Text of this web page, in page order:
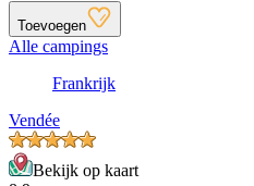
Toevoegen
Alle campings
Frankrijk
Vendée
Bekijk op kaart